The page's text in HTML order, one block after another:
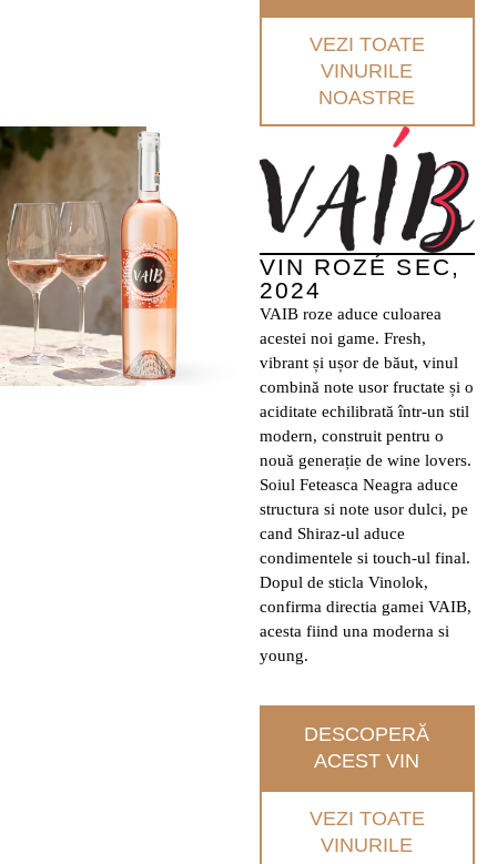
VEZI TOATE
VINURILE
NOASTRE
VIN ROZÉ SEC,
2024
VAIB roze aduce culoarea
acestei noi game. Fresh,
vibrant și ușor de băut, vinul
combină note usor fructate și o
aciditate echilibrată într-un stil
modern, construit pentru o
nouă generație de wine lovers.
Soiul Feteasca Neagra aduce
structura si note usor dulci, pe
cand Shiraz-ul aduce
condimentele si touch-ul final.
Dopul de sticla Vinolok,
confirma directia gamei VAIB,
acesta fiind una moderna si
young.
DESCOPERĂ
ACEST VIN
VEZI TOATE
VINURILE